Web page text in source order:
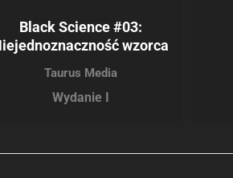
Black Science #03:
wzorca
Taurus Media
Wydanie I